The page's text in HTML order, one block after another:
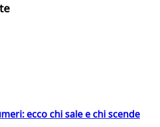
ecco chi sale e chi scende